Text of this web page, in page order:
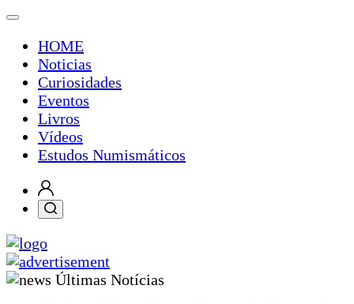
HOME
Noticias
Curiosidades
Eventos
Livros
Vídeos
Estudos Numismáticos
Últimas Notícias